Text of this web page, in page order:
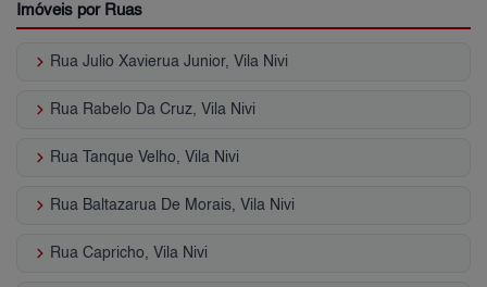
Imóveis por Ruas
keyboard_arrow_right Rua Julio Xavierua Junior, Vila Nivi
keyboard_arrow_right Rua Rabelo Da Cruz, Vila Nivi
keyboard_arrow_right Rua Tanque Velho, Vila Nivi
keyboard_arrow_right Rua Baltazarua De Morais, Vila Nivi
keyboard_arrow_right Rua Capricho, Vila Nivi